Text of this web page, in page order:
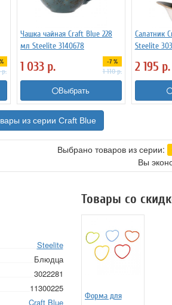
р.
Чашка чайная Craft Blue 228
мл Steelite 3140678
1 033 р. -7 %
1 110р.
Выбрать
Салатник
Steelite
2 195 р.
из серии Craft Blue
Выбрано товаров из серии:
Вы
Steelite
Блюдца
3022281
11300225
Craft Blue
Товары со
Форма для